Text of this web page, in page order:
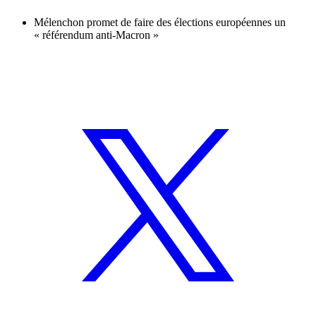
Mélenchon promet de faire des élections européennes un
« référendum anti-Macron »